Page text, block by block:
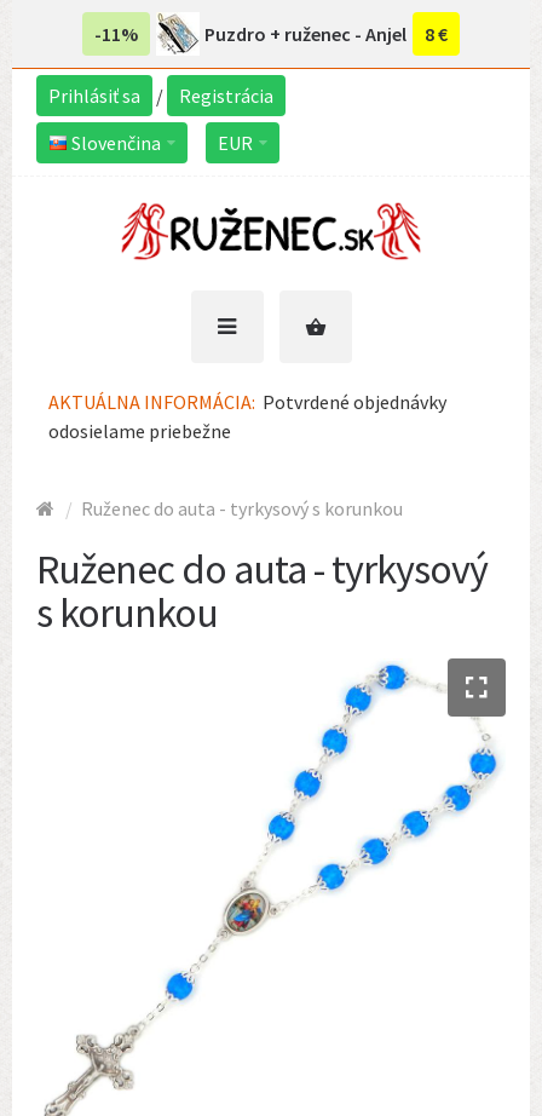
-11% Puzdro + ruženec - Anjel 8 €
Prihlásiť sa /
Registrácia
Slovenčina
EUR
AKTUÁLNA INFORMÁCIA: Potvrdené objednávky
odosielame priebežne
Ruženec do auta - tyrkysový s korunkou
Ruženec do auta - tyrkysový
s korunkou